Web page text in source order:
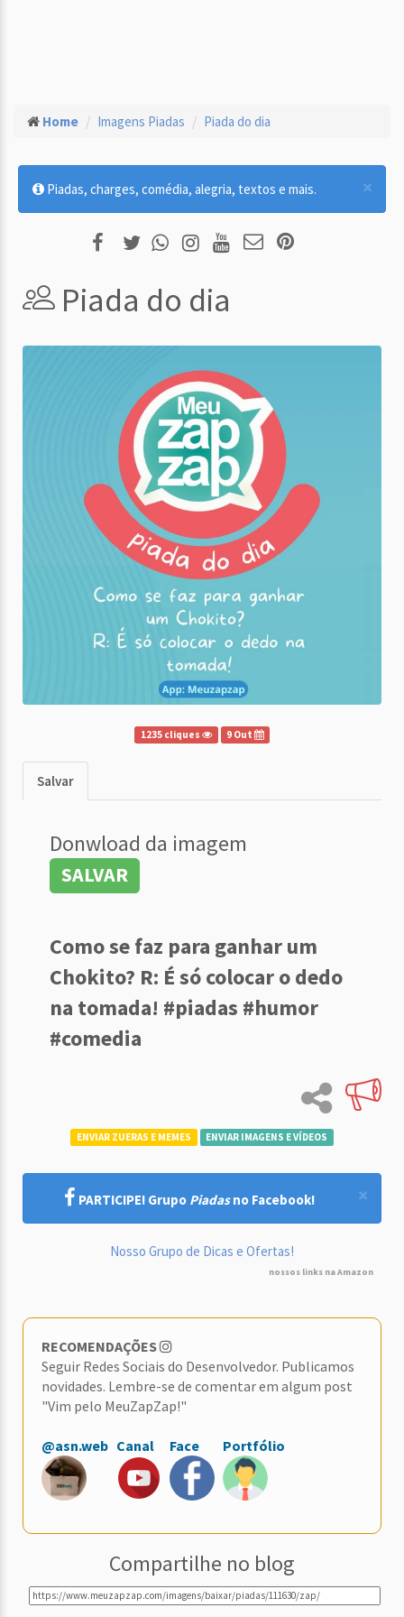
Home Imagens Piadas Piada do dia
×
Piadas, charges, comédia, alegria, textos e mais.
Piada do dia
1235 cliques 9 Out
Salvar
Donwload da imagem
SALVAR
Como se faz para ganhar um
Chokito? R: É só colocar o dedo
na tomada! #piadas #humor
#comedia
ENVIAR ZUERAS E MEMES ENVIAR IMAGENS E VÍDEOS
×
PARTICIPE! Grupo Piadasno Facebook!
Nosso Grupo de Dicas e Ofertas!
nossos links na Amazon
RECOMENDAÇÕES
Seguir Redes Sociais do Desenvolvedor. Publicamos
novidades. Lembre-se de comentar em algum post
"Vim pelo MeuZapZap!"
@asn.web Canal Face Portfólio
Compartilhe no blog